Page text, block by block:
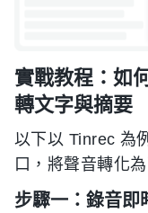
實戰教程：如
轉文字與摘要
以下以 Tinrec 為
口，將聲音轉化
步驟一：錄音即